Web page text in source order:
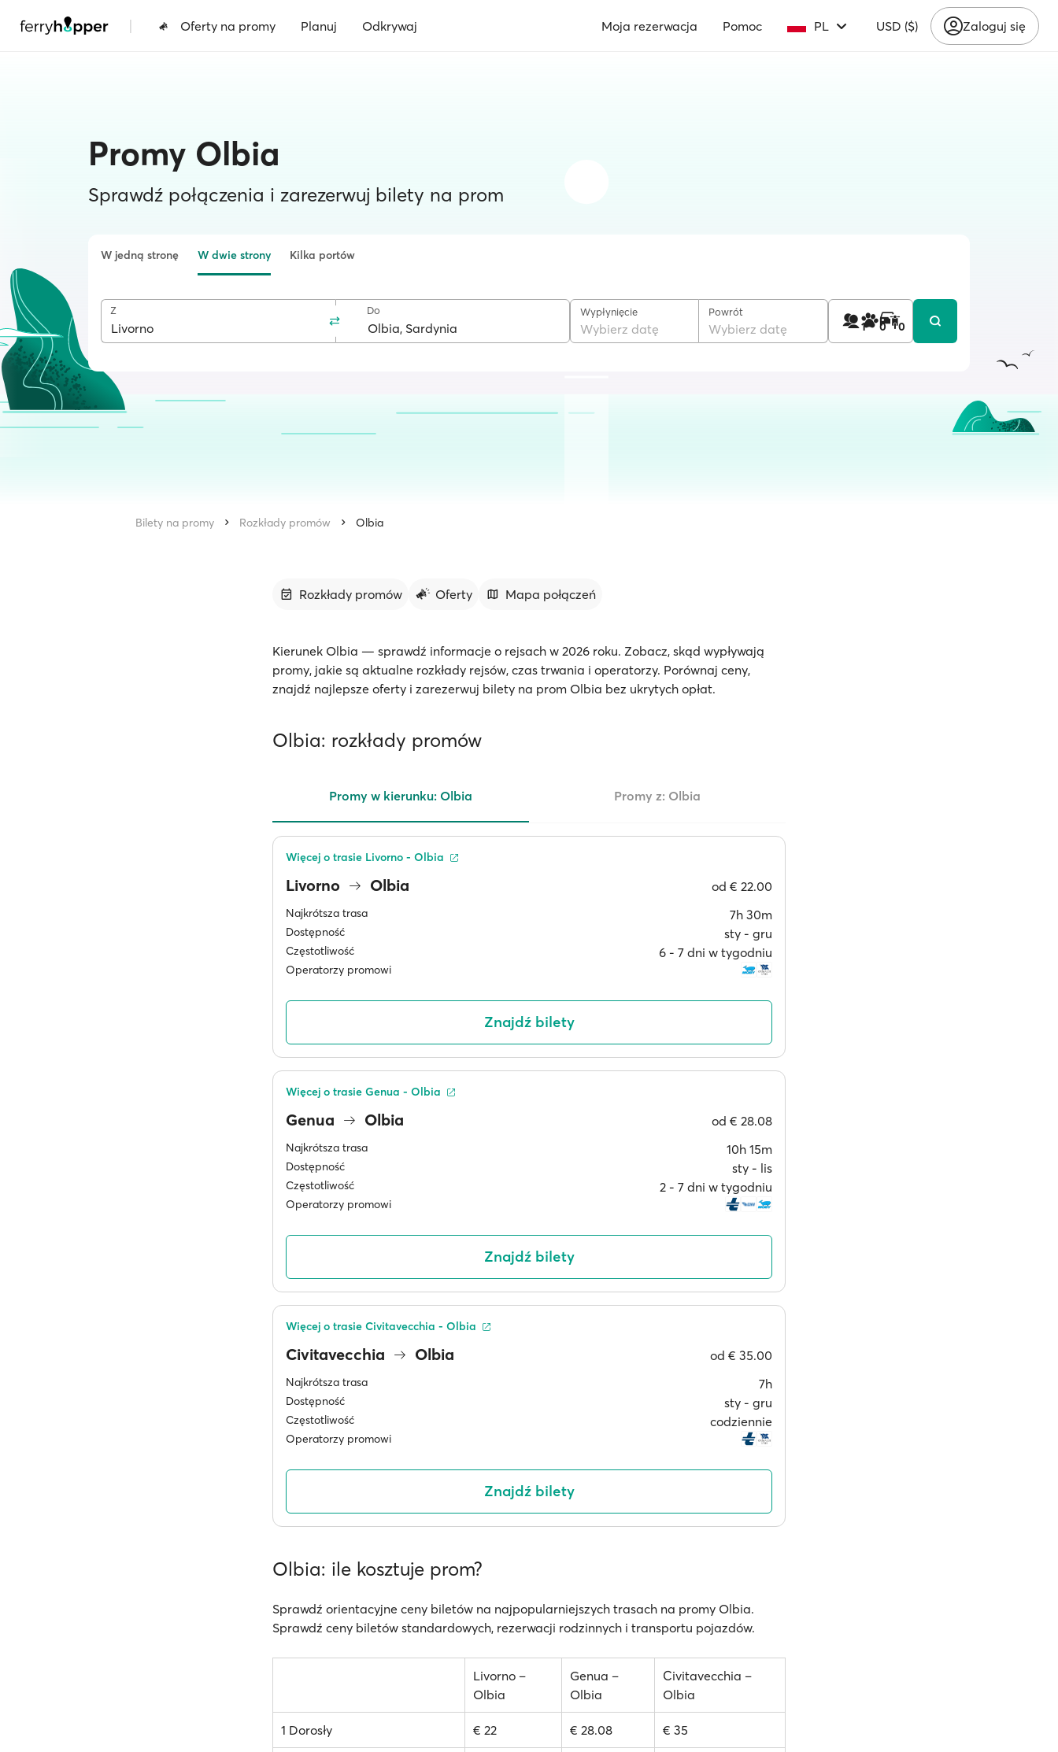
| Oferty na promy Planuj Odkrywaj Moja rezerwacja Pomoc PL USD ($) Zaloguj się
Promy Olbia
Sprawdź połączenia i zarezerwuj bilety na prom
W jedną stronę W dwie strony Kilka portów
Z Do Wypłynięcie
Wybierz datę
Powrót
Wybierz datę 1 0 0
Bilety na promy Rozkłady promów Olbia
Rozkłady promów Oferty Mapa połączeń
Kierunek Olbia — sprawdź informacje o rejsach w 2026 roku. Zobacz, skąd wypływają
promy, jakie są aktualne rozkłady rejsów, czas trwania i operatorzy. Porównaj ceny,
znajdź najlepsze oferty i zarezerwuj bilety na prom Olbia bez ukrytych opłat.
Olbia: rozkłady promów
Promy w kierunku: Olbia Promy z: Olbia
Livorno Olbia od € 22.00
Najkrótsza trasa 7h 30m
Dostępność sty ‐ gru
Częstotliwość 6 ‐ 7 dni w tygodniu
Operatorzy promowi
Więcej o trasie Livorno - Olbia
Znajdź bilety
Genua Olbia od € 28.08
Najkrótsza trasa 10h 15m
Dostępność sty ‐ lis
Częstotliwość 2 ‐ 7 dni w tygodniu
Operatorzy promowi
Więcej o trasie Genua - Olbia
Znajdź bilety
Civitavecchia Olbia od € 35.00
Najkrótsza trasa 7h
Dostępność sty ‐ gru
Częstotliwość codziennie
Operatorzy promowi
Więcej o trasie Civitavecchia - Olbia
Znajdź bilety
Olbia: ile kosztuje prom?
Sprawdź orientacyjne ceny biletów na najpopularniejszych trasach na promy Olbia.
Sprawdź ceny biletów standardowych, rezerwacji rodzinnych i transportu pojazdów.
Livorno –
Olbia
Genua –
Olbia
Civitavecchia –
Olbia
1 Dorosły € 22 € 28.08 € 35